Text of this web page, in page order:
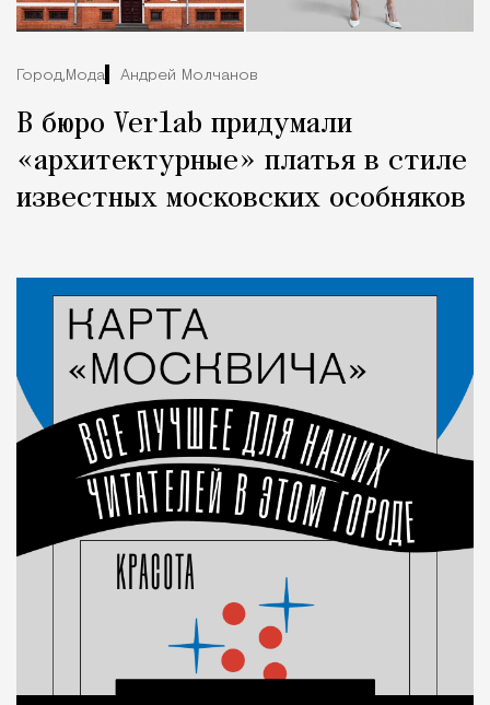
Город, Мода Андрей Молчанов
В бюро Verlab придумали
«архитектурные» платья в стиле
известных московских особняков